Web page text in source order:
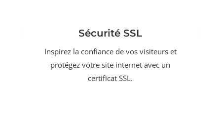
Sécurité SSL
Inspirez la confiance de vos visiteurs et
protégez votre site internet avec un
certificat SSL.